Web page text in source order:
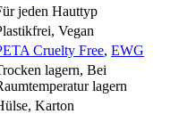
jeden Hauttyp
Vegan
Cruelty Free, EWG
lagern, Bei
lagern
Karton